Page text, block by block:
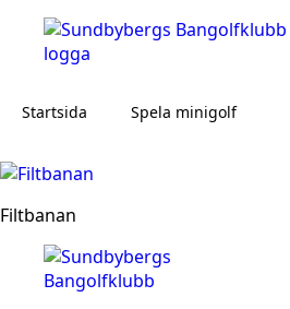
Startsida Spela minigolf
Filtbanan